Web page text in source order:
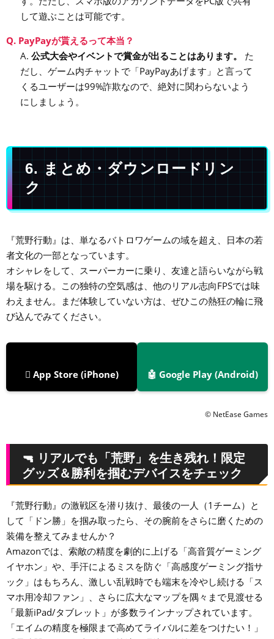
して遊ぶことは可能です。
Q. PayPayが貰えるって本当？
A. 公式大会やイベントで賞金が出ることはあります。
た
だし、ゲーム内チャットで「PayPayあげます」と言って
くるユーザーは99%詐欺なので、絶対に関わらないよう
にしましょう。
6. まとめ・ダウンロードリン
ク
『荒野行動』は、単なるバトロワゲームの域を超え、日本の若
者文化の一部となっています。
オシャレをして、スーパーカーに乗り、友達と語らいながら戦
場を駆ける。この独特の空気感は、他のリアル志向FPSでは味
わえません。まだ体験していない方は、ぜひこの熱狂の輪に飛
び込んでみてください。
 App Store (iPhone) 🤖 Google Play (Android)
© NetEase Games
🔫 リアルでも「荒野」を生き残れ！限定
グッズ＆勝利を掴むデバイスをチェック
『荒野行動』の激戦区を潜り抜け、最後の一人（1チーム）と
して「ドン勝」を掴み取ったら、その腕前をさらに磨くための
装備を整えてみませんか？
Amazonでは、索敵の精度を劇的に上げる「高音質ゲーミング
イヤホン」や、手汗によるミスを防ぐ「高感度ゲーミング指サ
ック」はもちろん、激しい乱戦時でも端末を冷やし続ける「ス
マホ用冷却ファン」、さらに広大なマップを隅々まで見渡せる
「最新iPad/タブレット」が多数ラインナップされています。
「エイムの精度を極限まで高めてライバルに差をつけたい！」